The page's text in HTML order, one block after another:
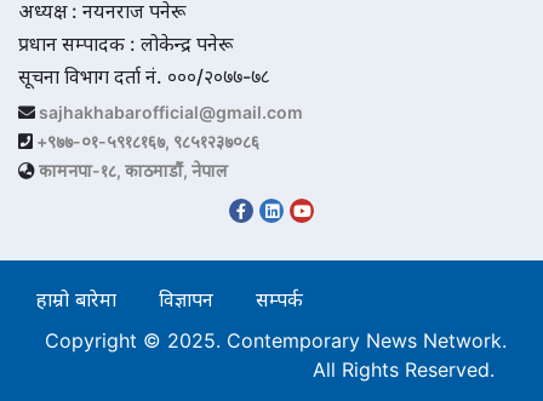
अध्यक्ष : नयनराज पनेरू
प्रधान सम्पादक : लोकेन्द्र पनेरू
सूचना विभाग दर्ता नं. ०००/२०७७-७८
sajhakhabarofficial@gmail.com
+९७७-०१-५९१८१६७, ९८५१२३७०८६
कामनपा-१८, काठमाडौं, नेपाल
हाम्रो बारेमा विज्ञापन
सम्पर्क
Copyright © 2025. Contemporary News Network.
All Rights Reserved.